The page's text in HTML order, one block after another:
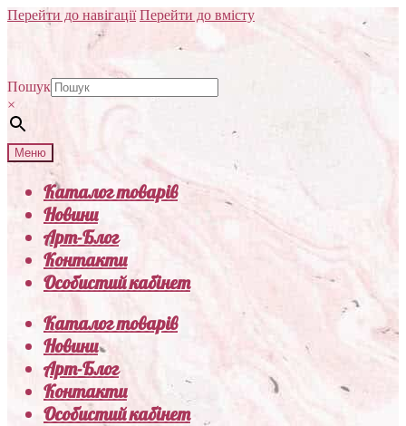
Перейти до навігації Перейти до вмісту
Пошук
×
Меню
Каталог товарів
Новини
Арт-Блог
Контакти
Особистий кабінет
Каталог товарів
Новини
Арт-Блог
Контакти
Особистий кабінет